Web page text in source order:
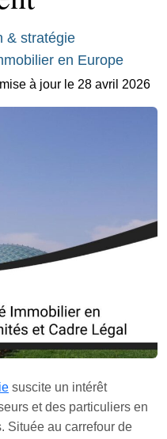
& stratégie
en Europe
à jour le 28 avril 2026
suscite un intérêt
et des particuliers en
Située au carrefour de